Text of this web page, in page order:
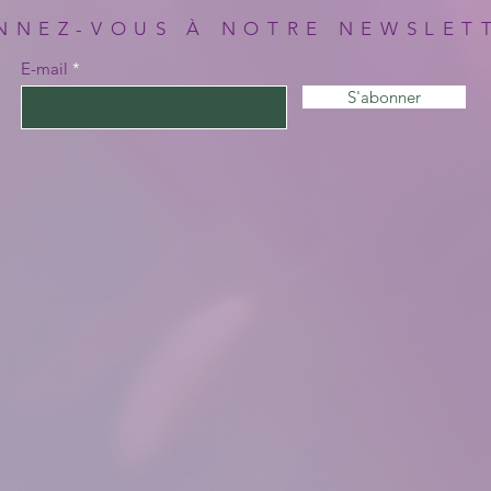
VOUS À NOTRE
E-mail
S'abonner